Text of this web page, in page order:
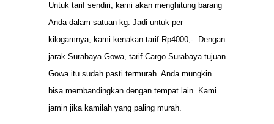
Untuk tarif sendiri, kami akan menghitung barang
Anda dalam satuan kg. Jadi untuk per
kilogamnya, kami kenakan tarif Rp4000,-. Dengan
jarak Surabaya Gowa, tarif Cargo Surabaya tujuan
Gowa itu sudah pasti termurah. Anda mungkin
bisa membandingkan dengan tempat lain. Kami
jamin jika kamilah yang paling murah.